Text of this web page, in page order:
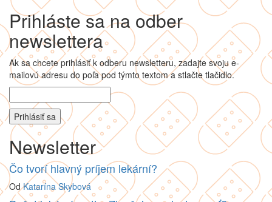
Prihláste sa na odber
newslettera
Ak sa chcete prihlásiť k odberu newsletteru, zadajte svoju e-
mailovú adresu do poľa pod týmto textom a stlačte tlačidlo.
Newsletter
Čo tvorí hlavný príjem lekární?
OdKatarína Skybová